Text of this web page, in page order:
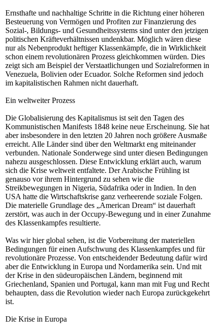
Ernsthafte und nachhaltige Schritte in die Richtung einer höheren
Besteuerung von Vermögen und Profiten zur Finanzierung des
Sozial-, Bildungs- und Gesundheitssystems sind unter den jetzigen
politischen Kräfteverhältnissen undenkbar. Möglich wären diese
nur als Nebenprodukt heftiger Klassenkämpfe, die in Wirklichkeit
schon einem revolutionären Prozess gleichkommen würden. Dies
zeigt sich am Beispiel der Verstaatlichungen und Sozialreformen in
Venezuela, Bolivien oder Ecuador. Solche Reformen sind jedoch
im kapitalistischen Rahmen nicht dauerhaft.
Ein weltweiter Prozess
Die Globalisierung des Kapitalismus ist seit den Tagen des
Kommunistischen Manifests 1848 keine neue Erscheinung. Sie hat
aber insbesondere in den letzten 20 Jahren noch größere Ausmaße
erreicht. Alle Länder sind über den Weltmarkt eng miteinander
verbunden. Nationale Sonderwege sind unter diesen Bedingungen
nahezu ausgeschlossen. Diese Entwicklung erklärt auch, warum
sich die Krise weltweit entfaltete. Der Arabische Frühling ist
genauso vor ihrem Hintergrund zu sehen wie die
Streikbewegungen in Nigeria, Südafrika oder in Indien. In den
USA hatte die Wirtschaftskrise ganz verheerende soziale Folgen.
Die materielle Grundlage des „American Dream“ ist dauerhaft
zerstört, was auch in der Occupy-Bewegung und in einer Zunahme
des Klassenkampfes resultierte.
Was wir hier global sehen, ist die Vorbereitung der materiellen
Bedingungen für einen Aufschwung des Klassenkampfes und für
revolutionäre Prozesse. Von entscheidender Bedeutung dafür wird
aber die Entwicklung in Europa und Nordamerika sein. Und mit
der Krise in den südeuropäischen Ländern, beginnend mit
Griechenland, Spanien und Portugal, kann man mit Fug und Recht
behaupten, dass die Revolution wieder nach Europa zurückgekehrt
ist.
Die Krise in Europa